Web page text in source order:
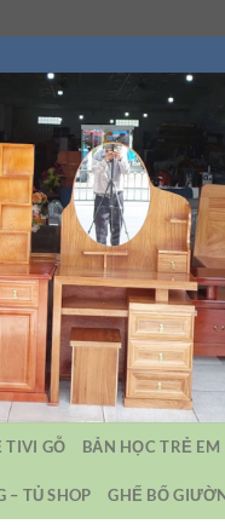
TIVI GỖ BẢN HỌC TRẺ EM
– TỦ SHOP GHẾ BỐ